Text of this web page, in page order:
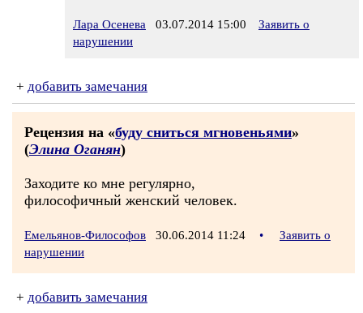
Лара Осенева 03.07.2014 15:00
Заявить о
нарушении
+ добавить замечания
Рецензия на «буду сниться мгновеньями»
(Элина Оганян)
Заходите ко мне регулярно,
философичный женский человек.
Емельянов-Философов 30.06.2014 11:24 •
Заявить о
нарушении
+ добавить замечания